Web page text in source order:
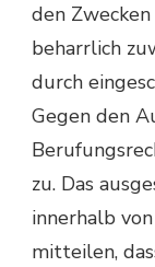
den
beharrlich
durch
Gegen den
zu. Das
innerhalb
mitteilen,